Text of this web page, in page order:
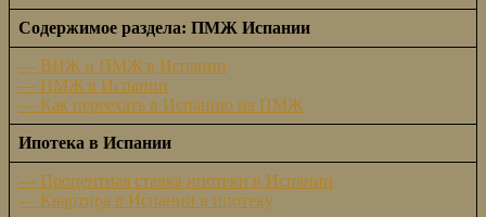
Содержимое раздела: ПМЖ Испании
— ВНЖ и ПМЖ в Испании
— ПМЖ в Испании
— Как переехать в Испанию на ПМЖ
Ипотека в Испании
— Процентная ставка ипотеки в Испании
— Квартира в Испании в ипотеку